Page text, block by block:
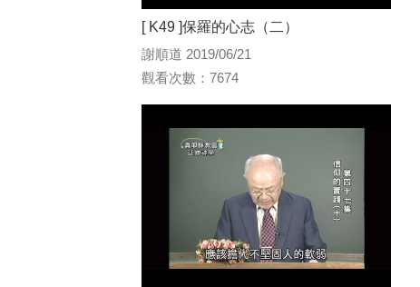
[ K49 ]保羅的心志（二）
謝順道 2019/06/21
觀看次數：7674